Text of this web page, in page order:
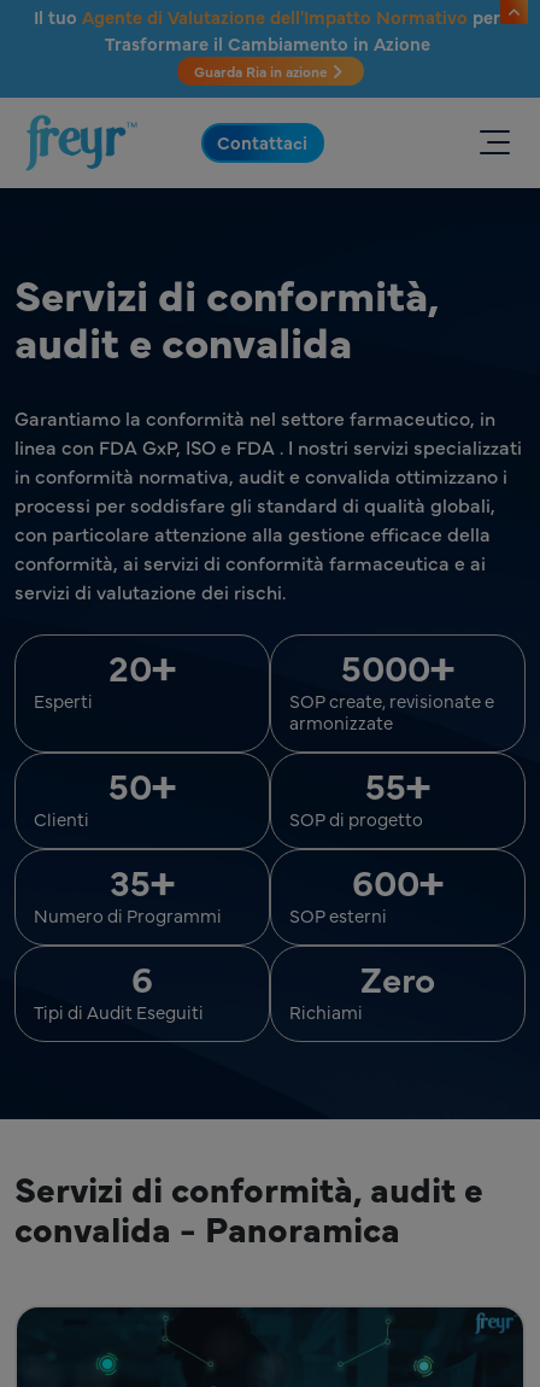
Salta al contenuto principale
Il tuo Agente di Valutazione dell'Impatto Normativo per
Trasformare il Cambiamento in Azione
Guarda Ria in azione
.
Contattaci
Servizi di conformità,
audit e convalida
Garantiamo la conformità nel settore farmaceutico, in
linea con FDA GxP, ISO e FDA . I nostri servizi specializzati
in conformità normativa, audit e convalida ottimizzano i
processi per soddisfare gli standard di qualità globali,
con particolare attenzione alla gestione efficace della
conformità, ai servizi di conformità farmaceutica e ai
servizi di valutazione dei rischi.
20+
Esperti
5000+
SOP create, revisionate e
armonizzate
50+
Clienti
55+
SOP di progetto
35+
Numero di Programmi
600+
SOP esterni
6
Tipi di Audit Eseguiti
Zero
Richiami
Servizi di conformità, audit e
convalida - Panoramica